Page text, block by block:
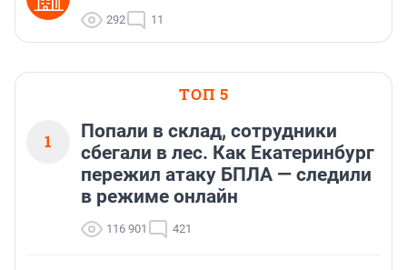
292 11
ТОП 5
1
Попали в склад, сотрудники
сбегали в лес. Как Екатеринбург
пережил атаку БПЛА — следили
в режиме онлайн
116 901 421